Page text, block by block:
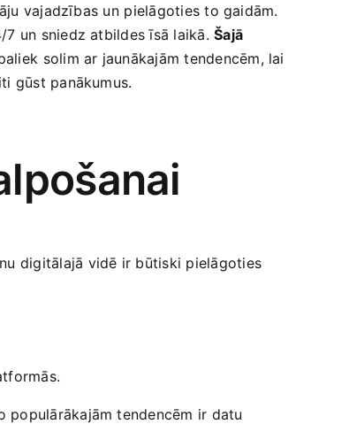
vajadzības un⁣ pielāgoties to gaidām.
7 un sniedz atbildes īsā laikā.Šajā
⁢solim ar‌ jaunākajām tendencēm, lai
gūst panākumus.
digitālajā vidē ir būtiski pielāgoties
populārākajām tendencēm ir datu